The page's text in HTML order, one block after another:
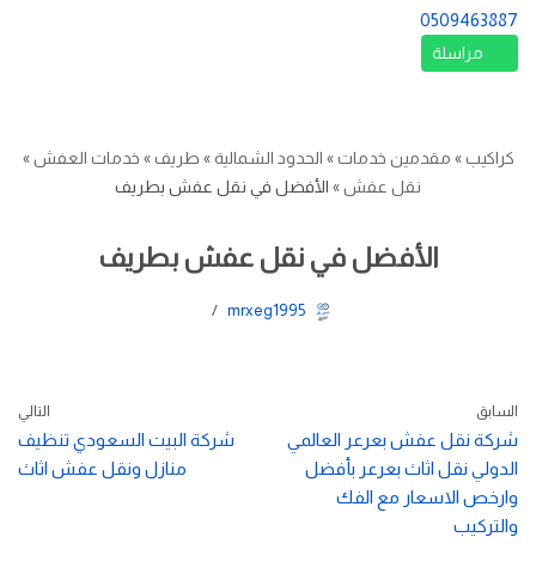
0509463887
مراسلة
كراكيب» مقدمين خدمات» الحدود الشمالية» طريف» خدمات العفش»
نقل عفش» الأفضل في نقل عفش بطريف
الأفضل في نقل عفش بطريف
mrxeg1995
السابق
شركة نقل عفش بعرعر العالمي
الدولي نقل اثاث بعرعر بأفضل
وارخص الاسعار مع الفك
والتركيب
التالي
شركة البيت السعودي تنظيف
منازل ونقل عفش اثاث